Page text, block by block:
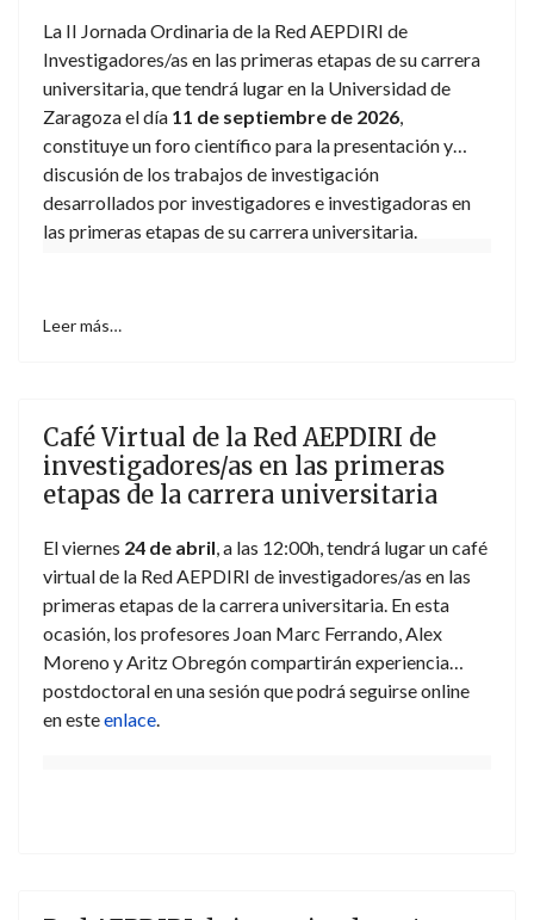
La II Jornada Ordinaria de la Red AEPDIRI de
Investigadores/as en las primeras etapas de su carrera
universitaria, que tendrá lugar en la Universidad de
Zaragoza el día 11 de septiembre de 2026,
constituye un foro científico para la presentación y
discusión de los trabajos de investigación
desarrollados por investigadores e investigadoras en
las primeras etapas de su carrera universitaria.
Leer más…
Café Virtual de la Red AEPDIRI de
investigadores/as en las primeras
etapas de la carrera universitaria
El viernes 24 de abril, a las 12:00h, tendrá lugar un café
virtual de la Red AEPDIRI de investigadores/as en las
primeras etapas de la carrera universitaria. En esta
ocasión, los profesores Joan Marc Ferrando, Alex
Moreno y Aritz Obregón compartirán experiencia
postdoctoral en una sesión que podrá seguirse online
en esteenlace.